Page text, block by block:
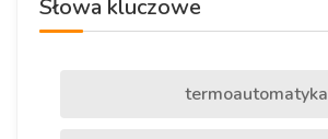
Słowa kluczowe
termoautomatyka